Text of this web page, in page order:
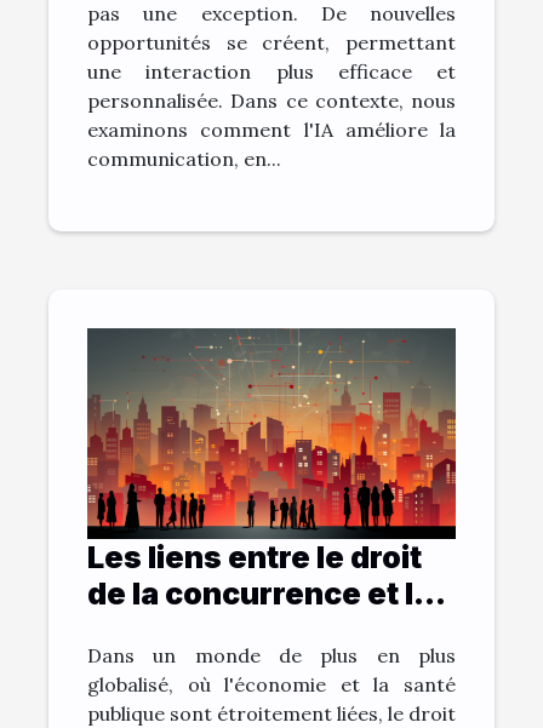
pas une exception. De nouvelles
opportunités se créent, permettant
une interaction plus efficace et
personnalisée. Dans ce contexte, nous
examinons comment l'IA améliore la
communication, en...
Les liens entre le droit
de la concurrence et la
Dans un monde de plus en plus
globalisé, où l'économie et la santé
publique sont étroitement liées, le droit